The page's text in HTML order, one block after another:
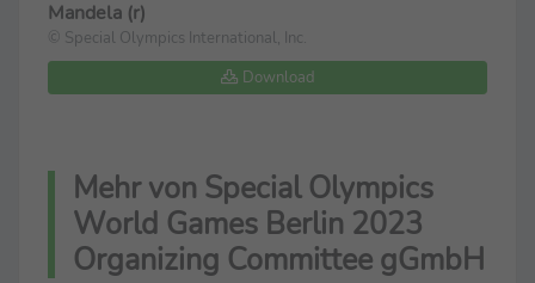
Mandela (r)
© Special Olympics International, Inc.
Download
Mehr von Special Olympics
World Games Berlin 2023
Organizing Committee gGmbH